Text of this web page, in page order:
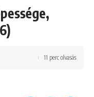
11 perc olvasás